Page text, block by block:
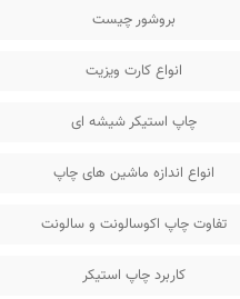
بروشور چیست
انواع کارت ویزیت
چاپ استیکر شیشه ای
انواع اندازه ماشین های چاپ
تفاوت چاپ اکوسالونت و سالونت
کاربرد چاپ استیکر